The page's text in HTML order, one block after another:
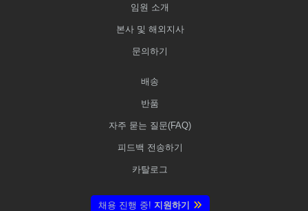
임원 소개
본사 및 해외지사
문의하기
배송
반품
자주 묻는 질문(FAQ)
피드백 전송하기
카탈로그
채용 진행 중! 지원하기